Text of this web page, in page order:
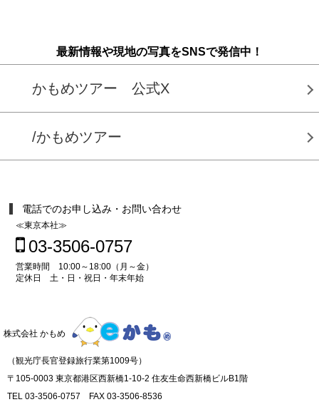
最新情報や現地の写真をSNSで発信中！
かもめツアー 公式X
/かもめツアー
電話でのお申し込み・お問い合わせ
≪東京本社≫
03-3506-0757
営業時間 10:00～18:00（月～金）
定休日 土・日・祝日・年末年始
株式会社 かもめ
（観光庁長官登録旅行業第1009号）
〒105-0003 東京都港区西新橋1-10-2 住友生命西新橋ビルB1階
TEL 03-3506-0757 FAX 03-3506-8536